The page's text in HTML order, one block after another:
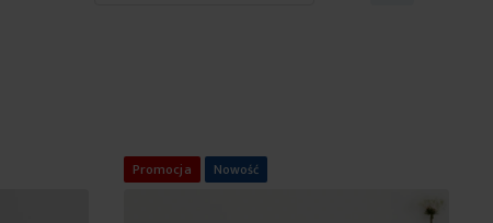
Promocja Nowość